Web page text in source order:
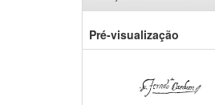
Pré-visualização